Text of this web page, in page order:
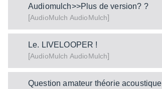
Audiomulch>>Plus de version? ?
[AudioMulch AudioMulch]
Le. LIVELOOPER !
[AudioMulch AudioMulch]
Question amateur théorie acoustique